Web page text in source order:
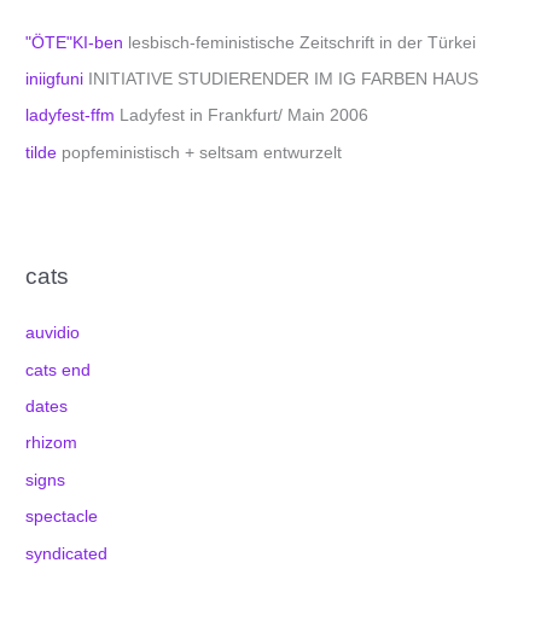
"ÖTE"KI-ben lesbisch-feministische Zeitschrift in der Türkei
iniigfuni INITIATIVE STUDIERENDER IM IG FARBEN HAUS
ladyfest-ffm Ladyfest in Frankfurt/ Main 2006
tilde popfeministisch + seltsam entwurzelt
cats
auvidio
cats end
dates
rhizom
signs
spectacle
syndicated